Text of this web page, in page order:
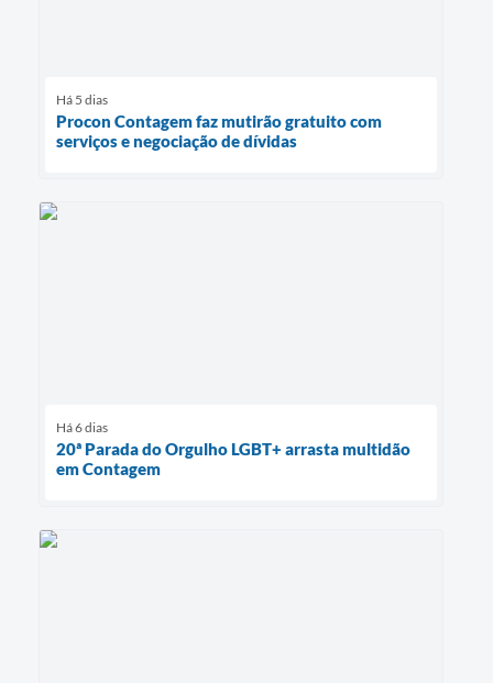
Há 5 dias
Procon Contagem faz mutirão gratuito com
serviços e negociação de dívidas
Há 6 dias
20ª Parada do Orgulho LGBT+ arrasta multidão
em Contagem